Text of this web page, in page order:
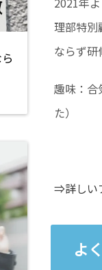
理部特別
ならず研
趣味：合
た）
⇒詳しい
よ